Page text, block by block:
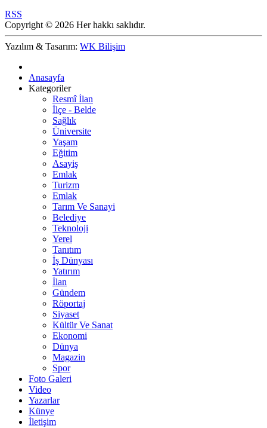
RSS
Copyright © 2026 Her hakkı saklıdır.
Yazılım & Tasarım: WK Bilişim
Anasayfa
Kategoriler
Resmî İlan
İlçe - Belde
Sağlık
Üniversite
Yaşam
Eğitim
Asayiş
Emlak
Turizm
Emlak
Tarım Ve Sanayi
Belediye
Teknoloji
Yerel
Tanıtım
İş Dünyası
Yatırım
İlan
Gündem
Röportaj
Siyaset
Kültür Ve Sanat
Ekonomi
Dünya
Magazin
Spor
Foto Galeri
Video
Yazarlar
Künye
İletişim